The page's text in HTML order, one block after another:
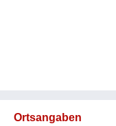
Ortsangaben